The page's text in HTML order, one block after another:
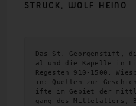
STRUCK, WOLF HEINO
Das St. Georgenstift,
al und die Kapelle in
Regesten 910-1500.
in: Quellen zur
ifte im Gebiet der
gang des Mittelalters,